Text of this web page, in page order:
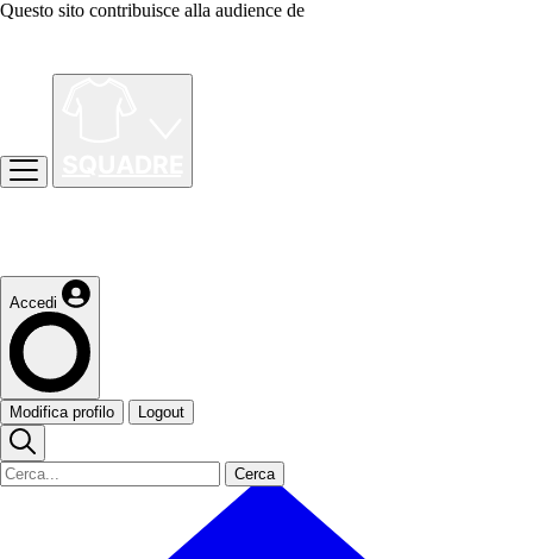
Questo sito contribuisce alla audience de
Accedi
Modifica profilo Logout
Cerca